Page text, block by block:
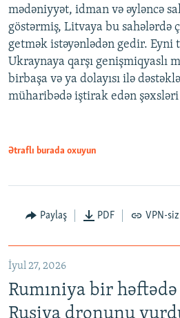
mədəniyyət, idman və əyləncə
göstərmiş, Litvaya bu sahələrdə
getmək istəyənlədən gedir. Eyni
Ukraynaya qarşı genişmiqyaslı
birbaşa və ya dolayısı ilə
müharibədə iştirak edən
Ətraflı burada oxuyun
Paylaş PDF VPN-
İyul 27, 2026
Rumıniya bir
Rusiya dronunu